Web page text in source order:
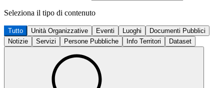
Seleziona il tipo di contenuto
Tutto Unità Organizzative Eventi Luoghi
Documenti Pubblici
Notizie
Servizi Persone Pubbliche Info Territori Dataset